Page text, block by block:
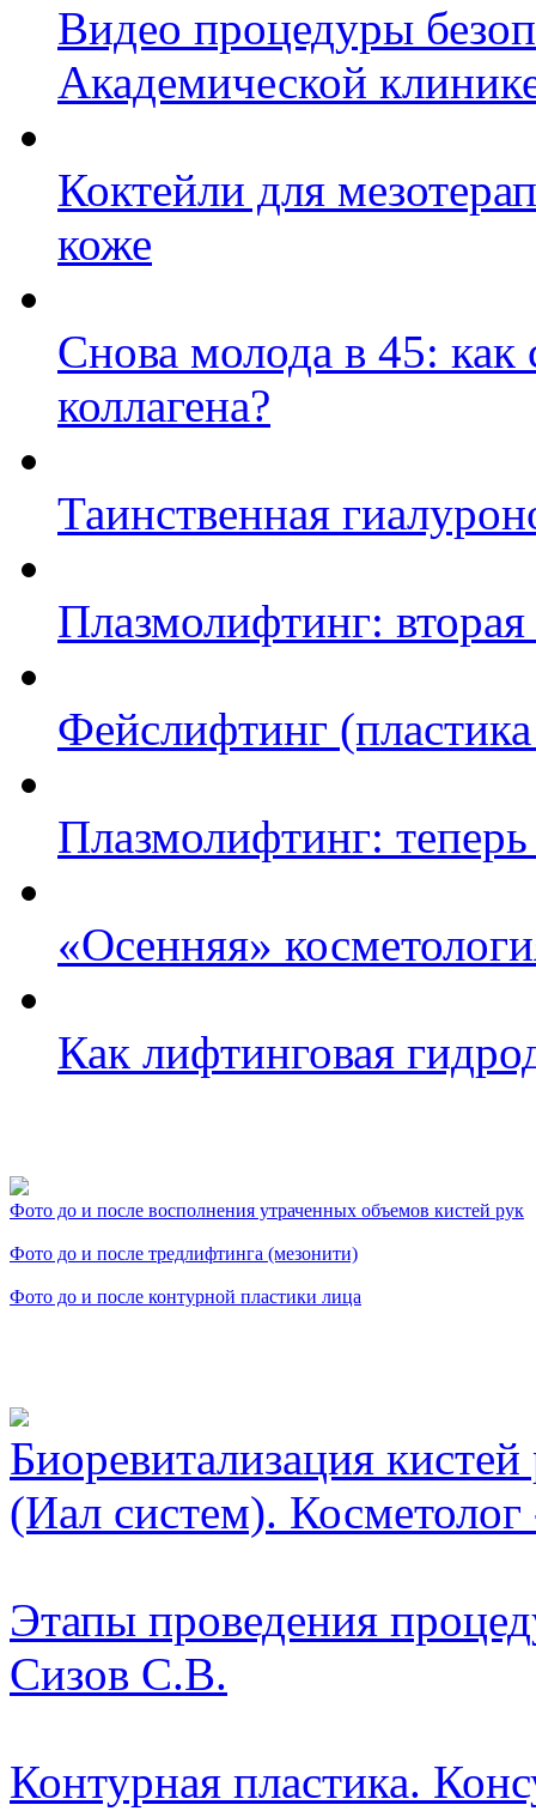
Видео процедуры
Академической
Коктейли для
коже
Снова молода в 45: как
коллагена?
Таинственная
Плазмолифтинг:
Фейслифтинг
Плазмолифтинг:
«Осенняя»
Как лифтинговая
Фото до и после восполнения утраченных объемов кистей рук
Фото до и после тредлифтинга (мезонити)
Фото до и после контурной пластики лица
Биоревитализация
(Иал систем).
Этапы проведения
Сизов С.В.
Контурная пластика.